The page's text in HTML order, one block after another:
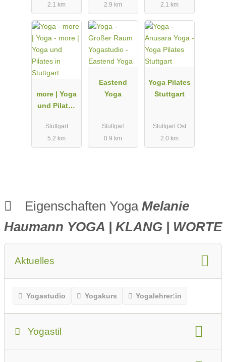
2.1 km
2.9 km
umsorgt
2.1 km
more | Yoga
und Pilates
Stuttgart
5.2 km
Eastend
Yoga
Stuttgart
0.9 km
Yoga Pilates
Stuttgart
Stuttgart Ost
2.0 km
Eigenschaften Yoga Melanie
Haumann YOGA | KLANG | WORTE
Aktuelles
Yogastudio Yogakurs Yogalehrer:in
Yogastil